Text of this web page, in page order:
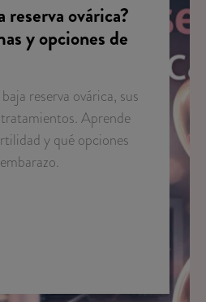
reserva ovárica?
y opciones de
reserva ovárica, sus
Aprende
y qué opciones